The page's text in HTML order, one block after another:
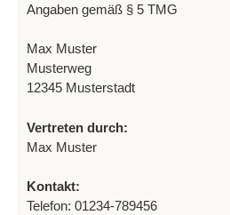
Angaben gemäß § 5 TMG
Max Muster
Musterweg
12345 Musterstadt
Vertreten durch:
Max Muster
Kontakt:
Telefon: 01234-789456